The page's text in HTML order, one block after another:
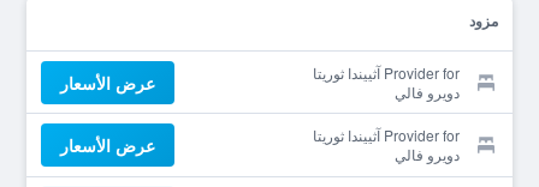
مزود
Provider for آثييندا ثوريتا
دويرو فالي
عرض الأسعار
Provider for آثييندا ثوريتا
دويرو فالي
عرض الأسعار